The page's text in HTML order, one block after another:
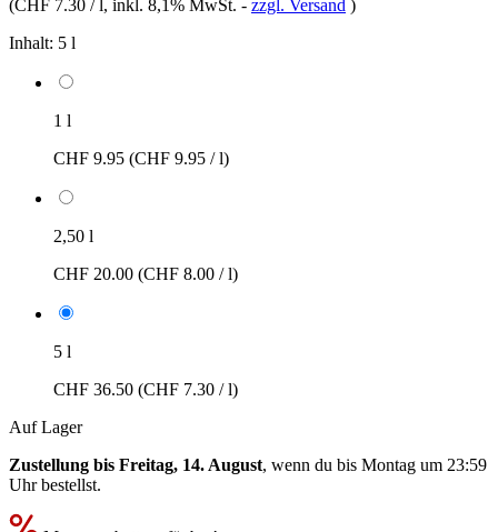
(CHF 7.30 / l, inkl. 8,1% MwSt. - zzgl. Versand )
Inhalt: 5 l
1 l
CHF 9.95 (CHF 9.95 / l)
2,50 l
CHF 20.00 (CHF 8.00 / l)
5 l
CHF 36.50 (CHF 7.30 / l)
Auf Lager
Zustellung bis Freitag, 14. August, wenn du bis Montag um 23:59
Uhrbestellst.